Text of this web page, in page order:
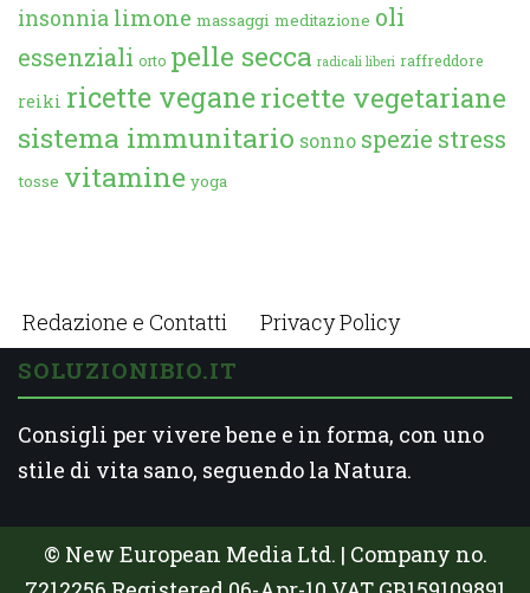
insonnia limone massaggi meditazione oli
essenziali orto pelle secca radicali liberi raffreddore
reiki ricette veganericette vegetariane
sistema immunitario sonno spezie stress
tosse vitamine yoga
Redazione e Contatti Privacy Policy
SOLUZIONIBIO.IT
Consigli per vivere bene e in forma, con uno
stile di vita sano, seguendo la Natura.
© New European Media Ltd. | Company no.